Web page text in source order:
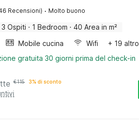
Recensioni) · Molto buono
3 Ospiti · 1 Bedroom · 40 Area in m²
Mobile cucina Wifi
+ 19 altro
gratuita 30 giorni prima del check-in
€115 3% di sconto